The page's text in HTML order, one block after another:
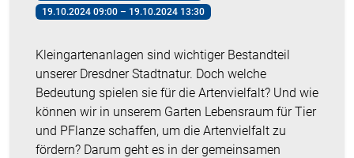
19.10.2024 09:00 – 19.10.2024 13:30
Kleingartenanlagen sind wichtiger Bestandteil
unserer Dresdner Stadtnatur. Doch welche
Bedeutung spielen sie für die Artenvielfalt? Und wie
können wir in unserem Garten Lebensraum für Tier
und PFlanze schaffen, um die Artenvielfalt zu
fördern? Darum geht es in der gemeinsamen